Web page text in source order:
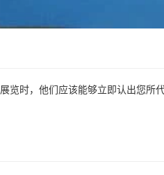
览时，他们应该能够立即认出您